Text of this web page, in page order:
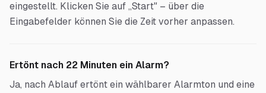
eingestellt. Klicken Sie auf „Start" – über die
Eingabefelder können Sie die Zeit vorher anpassen.
Ertönt nach 22 Minuten ein Alarm?
Ja, nach Ablauf ertönt ein wählbarer Alarmton und eine